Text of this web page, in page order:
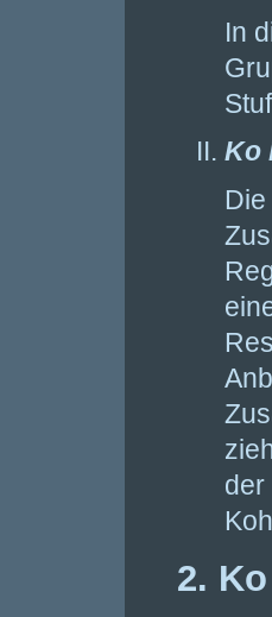
In
Ko
der
2.